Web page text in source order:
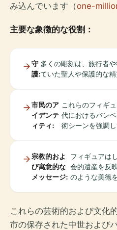
み込んでいます（one-
主要な象徴的な役割：
守
護:
多くの彫刻は、旅行者
ていた聖人や保護的な精
市民のア
イデンテ
ィティ:
これらのフィギ
代におけるバン
術シーンを強調し
宗教的およ
び寓意的な
メッセージ:
フィギュアは
会的遺産を反
のような美徳
これらの芸術的および文化
市の保存された中世および